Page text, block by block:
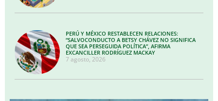
PERÚ Y MÉXICO RESTABLECEN RELACIONES:
“SALVOCONDUCTO A BETSY CHÁVEZ NO SIGNIFICA
QUE SEA PERSEGUIDA POLÍTICA”, AFIRMA
EXCANCILLER RODRÍGUEZ MACKAY
7 agosto, 2026